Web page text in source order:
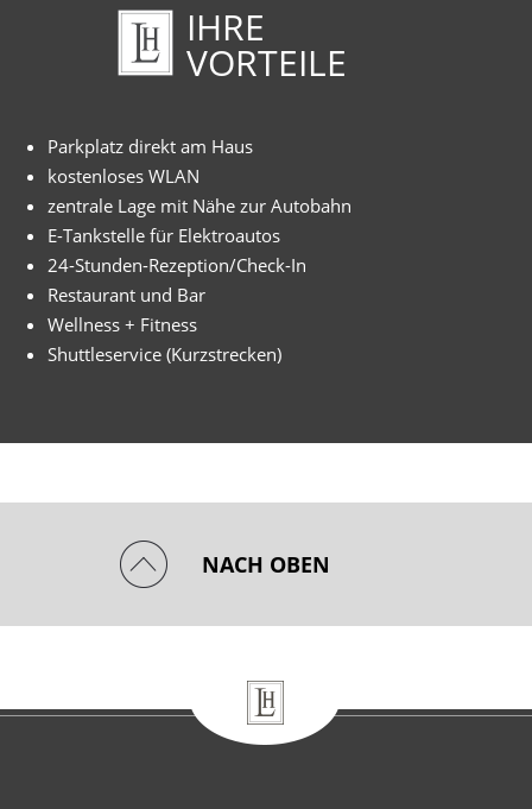
IHRE
VORTEILE
Parkplatz direkt am Haus
kostenloses WLAN
zentrale Lage mit Nähe zur Autobahn
E-Tankstelle für Elektroautos
24-Stunden-Rezeption/Check-In
Restaurant und Bar
Wellness + Fitness
Shuttleservice (Kurzstrecken)
NACH OBEN